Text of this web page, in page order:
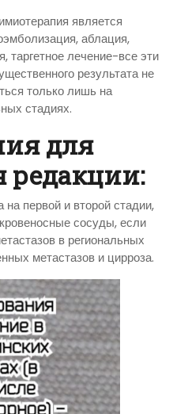
является
аблация,
таргетное лечение-все эти
результата не
только лишь на
стадиях.
для
редакции:
первой и второй стадии,
сосуды, если
в региональных
метастазов и цирроза.